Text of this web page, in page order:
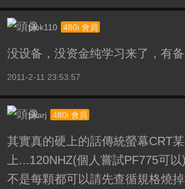
plok110 480i 會員
没设备，没资金纯学习来了，有
2011-2-11 23:53:57
pkarj 480i 會員
其實真的硬上的話傳統螢幕CRT
上...120NHZ(個人嘗試PF775可以)
不是每顆都可以請先查循規格燒